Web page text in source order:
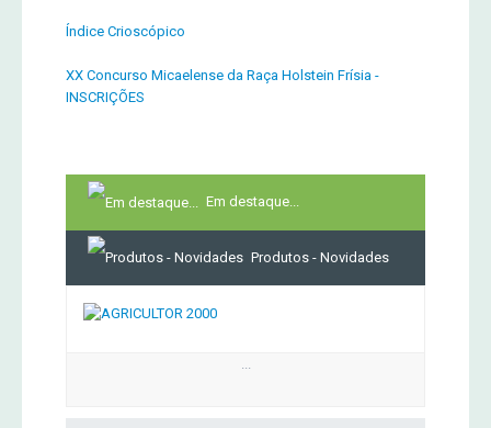
Índice Crioscópico
XX Concurso Micaelense da Raça Holstein Frísia -
INSCRIÇÕES
Em destaque...
Produtos - Novidades
...